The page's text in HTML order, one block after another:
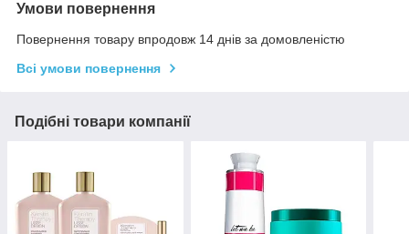
Умови повернення
Повернення товару впродовж 14 днів за домовленістю
Всі умови повернення
Подібні товари компанії